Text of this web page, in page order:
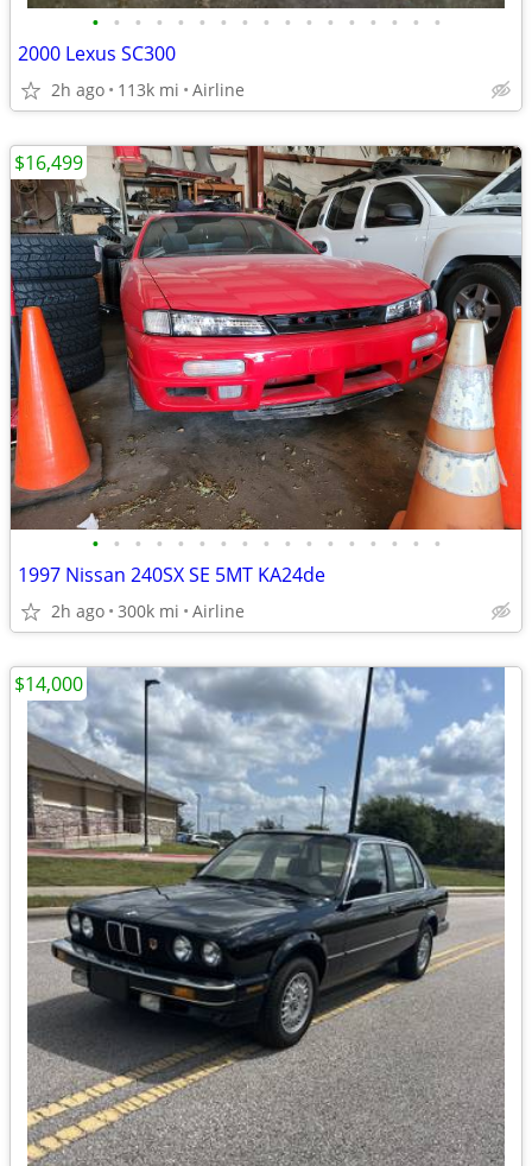
• • • • • • • • • • • • • • • • •
2000 Lexus SC300
2h ago 113k mi Airline
• • • • • • • • • • • • • • • • •
1997 Nissan 240SX SE 5MT KA24de
2h ago 300k mi Airline
$16,499
$14,000